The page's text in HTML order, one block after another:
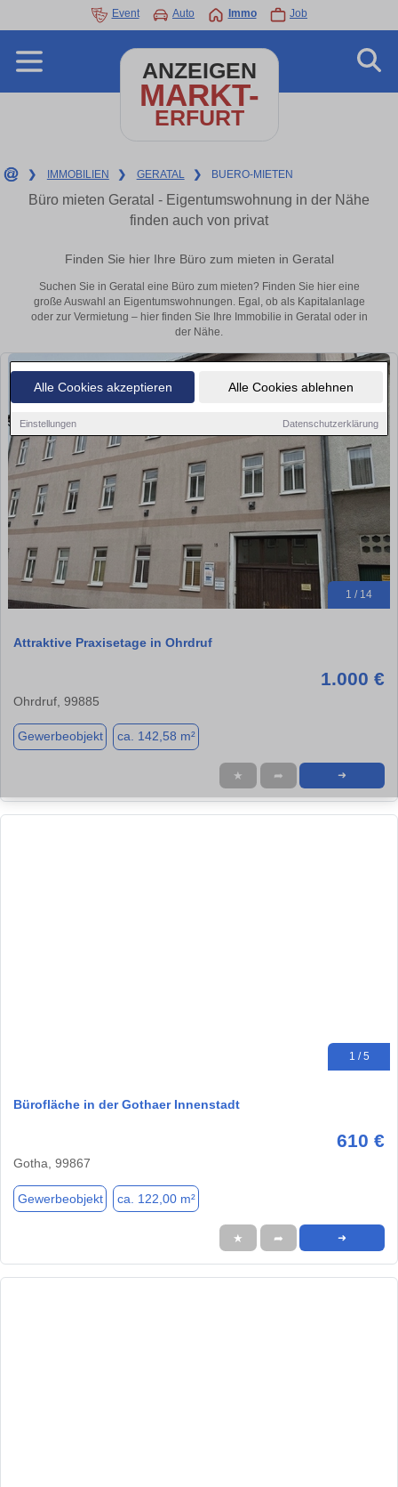
Alle Cookies akzeptieren Alle Cookies ablehnen
Einstellungen Datenschutzerklärung
Event Auto Immo Job
ANZEIGEN
MARKT-
ERFURT
❯ IMMOBILIEN ❯ GERATAL ❯ BUERO-MIETEN
Büro mieten Geratal - Eigentumswohnung in der Nähe
finden auch von privat
Finden Sie hier Ihre Büro zum mieten in Geratal
Suchen Sie in Geratal eine Büro zum mieten? Finden Sie hier eine
große Auswahl an Eigentumswohnungen. Egal, ob als Kapitalanlage
oder zur Vermietung – hier finden Sie Ihre Immobilie in Geratal oder in
der Nähe.
1 / 14
Attraktive Praxisetage in Ohrdruf
1.000 €
Ohrdruf, 99885
Gewerbeobjekt ca. 142,58 m²
★ ➦ ➜
1 / 5
Bürofläche in der Gothaer Innenstadt
610 €
Gotha, 99867
Gewerbeobjekt ca. 122,00 m²
★ ➦ ➜